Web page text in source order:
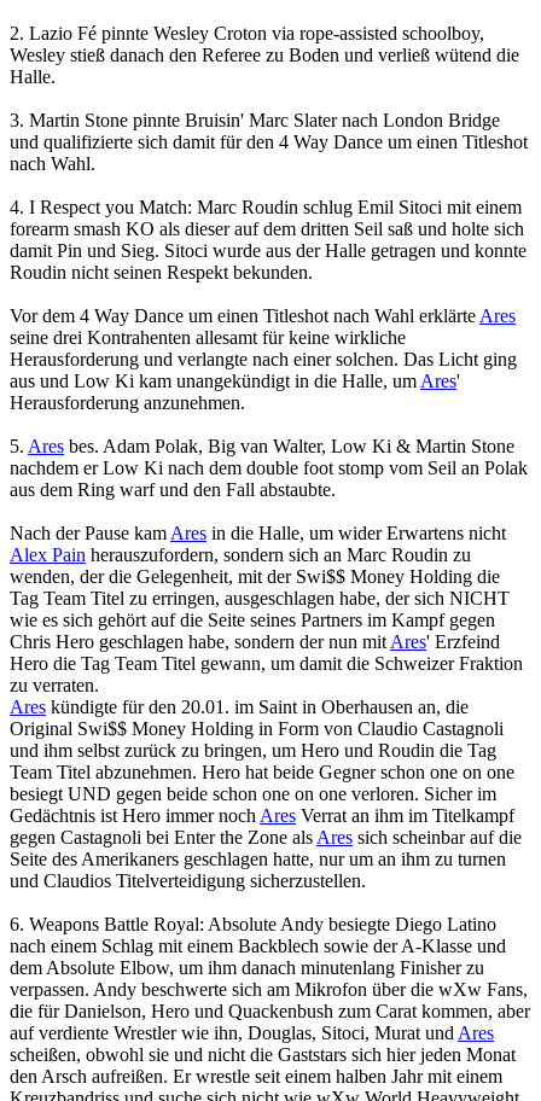
2. Lazio Fé pinnte Wesley Croton via rope-assisted schoolboy,
Wesley stieß danach den Referee zu Boden und verließ wütend die
Halle.
3. Martin Stone pinnte Bruisin' Marc Slater nach London Bridge
und qualifizierte sich damit für den 4 Way Dance um einen Titleshot
nach Wahl.
4. I Respect you Match: Marc Roudin schlug Emil Sitoci mit einem
forearm smash KO als dieser auf dem dritten Seil saß und holte sich
damit Pin und Sieg. Sitoci wurde aus der Halle getragen und konnte
Roudin nicht seinen Respekt bekunden.
Vor dem 4 Way Dance um einen Titleshot nach Wahl erklärte Ares
seine drei Kontrahenten allesamt für keine wirkliche
Herausforderung und verlangte nach einer solchen. Das Licht ging
aus und Low Ki kam unangekündigt in die Halle, um Ares'
Herausforderung anzunehmen.
5. Ares bes. Adam Polak, Big van Walter, Low Ki & Martin Stone
nachdem er Low Ki nach dem double foot stomp vom Seil an Polak
aus dem Ring warf und den Fall abstaubte.
Nach der Pause kam Ares in die Halle, um wider Erwartens nicht
Alex Pain herauszufordern, sondern sich an Marc Roudin zu
wenden, der die Gelegenheit, mit der Swi$$ Money Holding die
Tag Team Titel zu erringen, ausgeschlagen habe, der sich NICHT
wie es sich gehört auf die Seite seines Partners im Kampf gegen
Chris Hero geschlagen habe, sondern der nun mit Ares' Erzfeind
Hero die Tag Team Titel gewann, um damit die Schweizer Fraktion
zu verraten.
Ares kündigte für den 20.01. im Saint in Oberhausen an, die
Original Swi$$ Money Holding in Form von Claudio Castagnoli
und ihm selbst zurück zu bringen, um Hero und Roudin die Tag
Team Titel abzunehmen. Hero hat beide Gegner schon one on one
besiegt UND gegen beide schon one on one verloren. Sicher im
Gedächtnis ist Hero immer noch Ares Verrat an ihm im Titelkampf
gegen Castagnoli bei Enter the Zone als Ares sich scheinbar auf die
Seite des Amerikaners geschlagen hatte, nur um an ihm zu turnen
und Claudios Titelverteidigung sicherzustellen.
6. Weapons Battle Royal: Absolute Andy besiegte Diego Latino
nach einem Schlag mit einem Backblech sowie der A-Klasse und
dem Absolute Elbow, um ihm danach minutenlang Finisher zu
verpassen. Andy beschwerte sich am Mikrofon über die wXw Fans,
die für Danielson, Hero und Quackenbush zum Carat kommen, aber
auf verdiente Wrestler wie ihn, Douglas, Sitoci, Murat und Ares
scheißen, obwohl sie und nicht die Gaststars sich hier jeden Monat
den Arsch aufreißen. Er wrestle seit einem halben Jahr mit einem